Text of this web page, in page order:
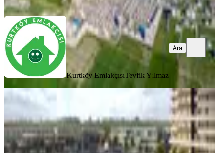
Ara
Kurtköy EmlakçısıTevfik Yılmaz
Ara
MANZARALI
Kıbrıs İskele'de Grand Sapphire Blu
Eşyalı Satılık Stüdyo Daire
İskele, Merkez Mahallesi
Stüdyo
· 46 m²· 3. Kat·28.03.2026